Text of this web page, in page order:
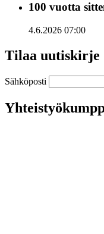
100 vuotta
4.6.2026 07:00
Tilaa uutiskirje
Sähköposti